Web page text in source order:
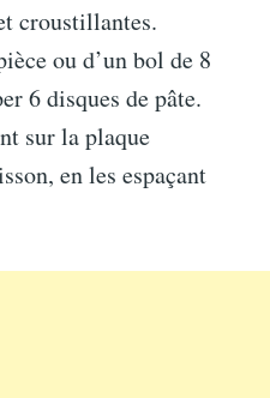
croustillantes.
ou d’un bol de 8
6 disques de pâte.
sur la plaque
en les espaçant